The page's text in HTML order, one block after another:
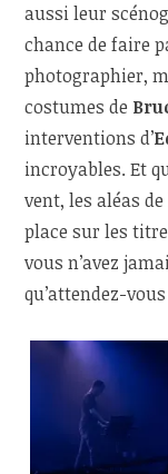
aussi leur
chance de faire
photographier,
costumes de
interventions d’
incroyables. Et
vent, les aléas
place sur les
vous n’avez
qu’attendez-vous